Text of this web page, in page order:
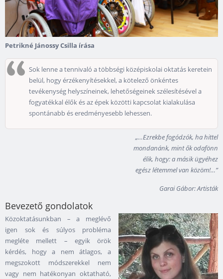
Petrikné Jánossy Csilla írása
Sok lenne a tennivaló a többségi középiskolai oktatás keretein
belül, hogy érzékenyítésekkel, a kötelező önkéntes
tevékenység helyszíneinek, lehetőségeinek szélesítésével a
fogyatékkal élők és az épek közötti kapcsolat kialakulása
spontánabb és eredményesebb lehessen.
„…Ezrekbe fogódzók, ha hittel
mondanánk, mint ők odafönn
élik, hogy: a másik ügyéhez
egész létemmel van közöm!…”
Garai Gábor: Artisták
Bevezető gondolatok
Közoktatásunkban – a meglévő
igen sok és súlyos probléma
megléte mellett – egyik örök
kérdés, hogy a nem átlagos, a
megszokott módszerekkel nem
vagy nem hatékonyan oktatható,